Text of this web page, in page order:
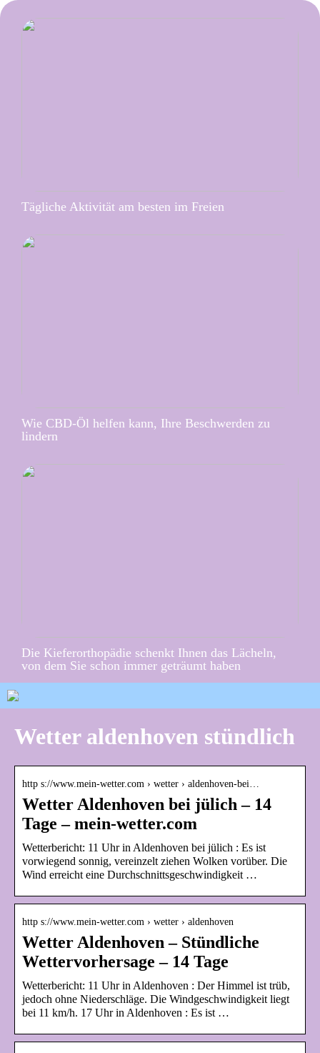
Tägliche Aktivität am besten im Freien
Wie CBD-Öl helfen kann, Ihre Beschwerden zu
lindern
Die Kieferorthopädie schenkt Ihnen das Lächeln,
von dem Sie schon immer geträumt haben
Wetter aldenhoven stündlich
http s://www.mein-wetter.com › wetter › aldenhoven-bei…
Wetter Aldenhoven bei jülich – 14
Tage – mein-wetter.com
Wetterbericht: 11 Uhr in Aldenhoven bei jülich : Es ist
vorwiegend sonnig, vereinzelt ziehen Wolken vorüber. Die
Wind erreicht eine Durchschnittsgeschwindigkeit …
http s://www.mein-wetter.com › wetter › aldenhoven
Wetter Aldenhoven – Stündliche
Wettervorhersage – 14 Tage
Wetterbericht: 11 Uhr in Aldenhoven : Der Himmel ist trüb,
jedoch ohne Niederschläge. Die Windgeschwindigkeit liegt
bei 11 km/h. 17 Uhr in Aldenhoven : Es ist …